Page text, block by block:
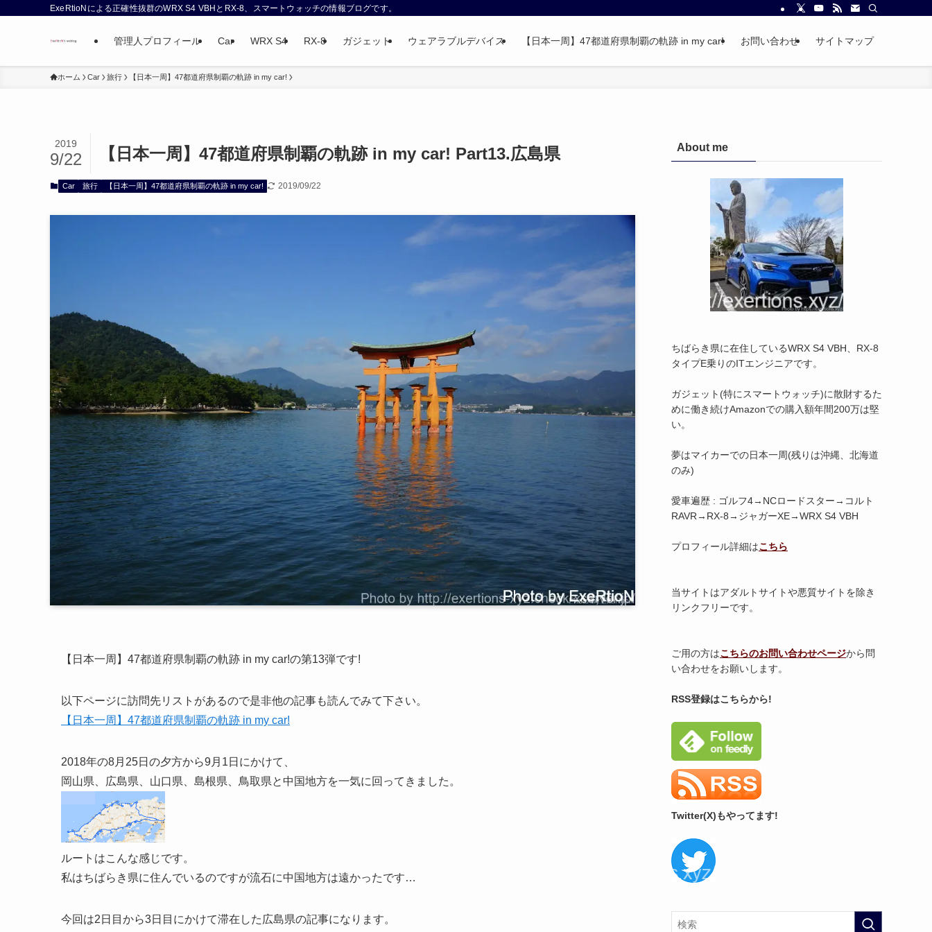
ExeRtioNによる正確性抜群のWRX S4 VBHとRX-8、スマートウォッチの情報ブログです。
管理人プロフィール Car WRX S4 RX-8 ガジェット ウェアラブルデバイス 【日本一周】47都道府県制覇の軌跡 in my car! お問い合わせ サイトマップ
ホーム Car 旅行 【日本一周】47都道府県制覇の軌跡 in my car!
【日本一周】47都道府県制覇の軌跡 in my car! Part13.広島県
2019
9/22
Car 旅行 【日本一周】47都道府県制覇の軌跡 in my car! 2019/09/22
【日本一周】47都道府県制覇の軌跡 in my car!の第13弾です!
以下ページに訪問先リストがあるので是非他の記事も読んでみて下さい。
【日本一周】47都道府県制覇の軌跡 in my car!
2018年の8月25日の夕方から9月1日にかけて、
岡山県、広島県、山口県、島根県、鳥取県と中国地方を一気に回ってきました。
ルートはこんな感じです。
私はちばらき県に住んでいるのですが流石に中国地方は遠かったです…
今回は2日目から3日目にかけて滞在した広島県の記事になります。
About me
ちばらき県に在住しているWRX S4 VBH、RX-8
タイプE乗りのITエンジニアです。
ガジェット(特にスマートウォッチ)に散財するた
めに働き続けAmazonでの購入額年間200万は堅
い。
夢はマイカーでの日本一周(残りは沖縄、北海道
のみ)
愛車遍歴 : ゴルフ4→NCロードスター→コルト
RAVR→RX-8→ジャガーXE→WRX S4 VBH
プロフィール詳細はこちら
当サイトはアダルトサイトや悪質サイトを除き
リンクフリーです。
ご用の方はこちらのお問い合わせページから問
い合わせをお願いします。
RSS登録はこちらから!
Twitter(X)もやってます!